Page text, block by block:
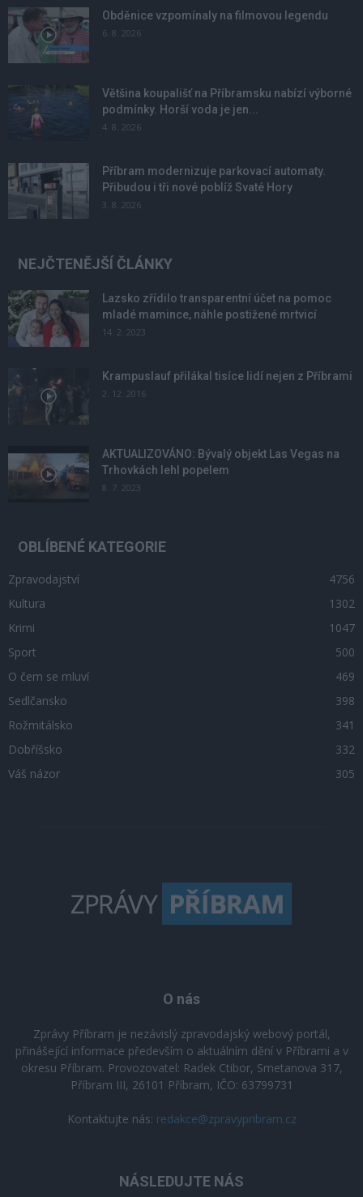
Obděnice vzpomínaly na filmovou legendu
6. 8. 2026
Většina koupališť na Příbramsku nabízí výborné
podmínky. Horší voda je jen...
4. 8. 2026
Příbram modernizuje parkovací automaty.
Přibudou i tři nové poblíž Svaté Hory
3. 8. 2026
NEJČTENĚJŠÍ ČLÁNKY
Lazsko zřídilo transparentní účet na pomoc
mladé mamince, náhle postižené mrtvicí
14. 2. 2023
Krampuslauf přilákal tisíce lidí nejen z Příbrami
2. 12. 2016
AKTUALIZOVÁNO: Bývalý objekt Las Vegas na
Trhovkách lehl popelem
8. 7. 2023
OBLÍBENÉ KATEGORIE
Zpravodajství
4756
Kultura
1302
Krimi
1047
Sport
500
O čem se mluví
469
Sedlčansko
398
Rožmitálsko
341
Dobříšsko
332
Váš názor
305
O nás
Zprávy Příbram je nezávislý zpravodajský webový portál,
přinášející informace především o aktuálním dění v Příbrami a v
okresu Příbram. Provozovatel: Radek Ctibor, Smetanova 317,
Příbram III, 26101 Příbram, IČO: 63799731
Kontaktujte nás: redakce@zpravypribram.cz
NÁSLEDUJTE NÁS